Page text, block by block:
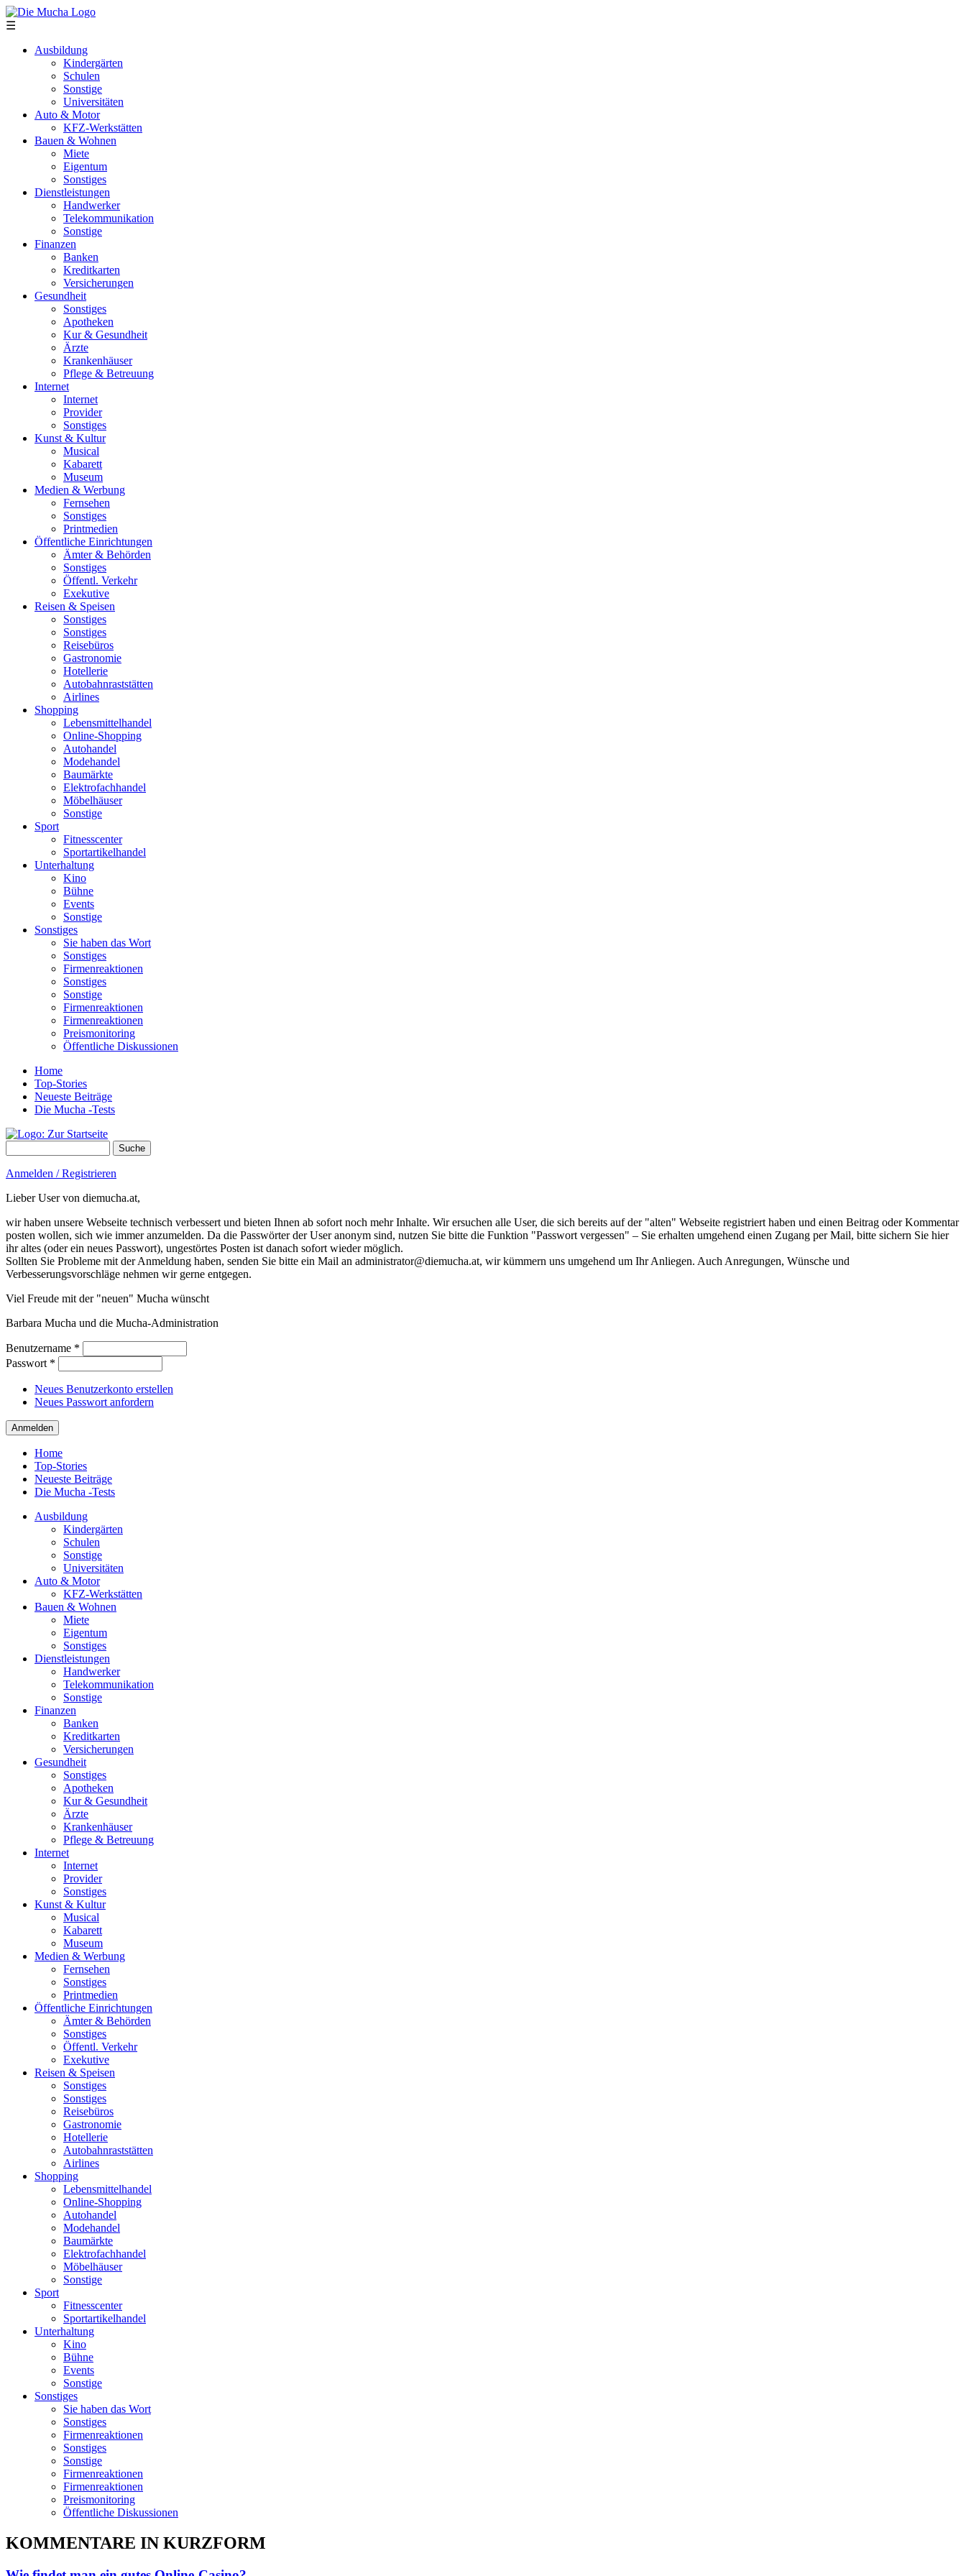
Direkt zum Inhalt
☰
Ausbildung
Kindergärten
Schulen
Sonstige
Universitäten
Auto & Motor
KFZ-Werkstätten
Bauen & Wohnen
Miete
Eigentum
Sonstiges
Dienstleistungen
Handwerker
Telekommunikation
Sonstige
Finanzen
Banken
Kreditkarten
Versicherungen
Gesundheit
Sonstiges
Apotheken
Kur & Gesundheit
Ärzte
Krankenhäuser
Pflege & Betreuung
Internet
Internet
Provider
Sonstiges
Kunst & Kultur
Musical
Kabarett
Museum
Medien & Werbung
Fernsehen
Sonstiges
Printmedien
Öffentliche Einrichtungen
Ämter & Behörden
Sonstiges
Öffentl. Verkehr
Exekutive
Reisen & Speisen
Sonstiges
Sonstiges
Reisebüros
Gastronomie
Hotellerie
Autobahnraststätten
Airlines
Shopping
Lebensmittelhandel
Online-Shopping
Autohandel
Modehandel
Baumärkte
Elektrofachhandel
Möbelhäuser
Sonstige
Sport
Fitnesscenter
Sportartikelhandel
Unterhaltung
Kino
Bühne
Events
Sonstige
Sonstiges
Sie haben das Wort
Sonstiges
Firmenreaktionen
Sonstiges
Sonstige
Firmenreaktionen
Firmenreaktionen
Preismonitoring
Öffentliche Diskussionen
Home
Top-Stories
Neueste Beiträge
Die Mucha -Tests
Anmelden / Registrieren
Lieber User von diemucha.at,
wir haben unsere Webseite technisch verbessert und bieten Ihnen ab sofort noch mehr Inhalte. Wir ersuchen alle User, die sich bereits auf der "alten" Webseite registriert haben und einen Beitrag oder Kommentar
posten wollen, sich wie immer anzumelden. Da die Passwörter der User anonym sind, nutzen Sie bitte die Funktion "Passwort vergessen" – Sie erhalten umgehend einen Zugang per Mail, bitte sichern Sie hier
ihr altes (oder ein neues Passwort), ungestörtes Posten ist danach sofort wieder möglich.
Sollten Sie Probleme mit der Anmeldung haben, senden Sie bitte ein Mail an administrator@diemucha.at, wir kümmern uns umgehend um Ihr Anliegen. Auch Anregungen, Wünsche und
Verbesserungsvorschläge nehmen wir gerne entgegen.
Viel Freude mit der "neuen" Mucha wünscht
Barbara Mucha und die Mucha-Administration
Benutzername *
Passwort *
Neues Benutzerkonto erstellen
Neues Passwort anfordern
Home
Top-Stories
Neueste Beiträge
Die Mucha -Tests
Ausbildung
Kindergärten
Schulen
Sonstige
Universitäten
Auto & Motor
KFZ-Werkstätten
Bauen & Wohnen
Miete
Eigentum
Sonstiges
Dienstleistungen
Handwerker
Telekommunikation
Sonstige
Finanzen
Banken
Kreditkarten
Versicherungen
Gesundheit
Sonstiges
Apotheken
Kur & Gesundheit
Ärzte
Krankenhäuser
Pflege & Betreuung
Internet
Internet
Provider
Sonstiges
Kunst & Kultur
Musical
Kabarett
Museum
Medien & Werbung
Fernsehen
Sonstiges
Printmedien
Öffentliche Einrichtungen
Ämter & Behörden
Sonstiges
Öffentl. Verkehr
Exekutive
Reisen & Speisen
Sonstiges
Sonstiges
Reisebüros
Gastronomie
Hotellerie
Autobahnraststätten
Airlines
Shopping
Lebensmittelhandel
Online-Shopping
Autohandel
Modehandel
Baumärkte
Elektrofachhandel
Möbelhäuser
Sonstige
Sport
Fitnesscenter
Sportartikelhandel
Unterhaltung
Kino
Bühne
Events
Sonstige
Sonstiges
Sie haben das Wort
Sonstiges
Firmenreaktionen
Sonstiges
Sonstige
Firmenreaktionen
Firmenreaktionen
Preismonitoring
Öffentliche Diskussionen
KOMMENTARE IN KURZFORM